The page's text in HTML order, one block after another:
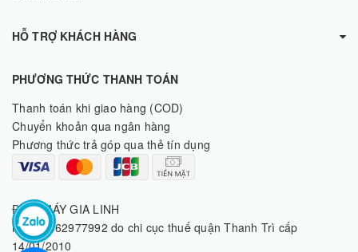
HỖ TRỢ KHÁCH HÀNG
PHƯƠNG THỨC THANH TOÁN
Thanh toán khi giao hàng (COD)
Chuyển khoản qua ngân hàng
Phương thức trả góp qua thẻ tín dụng
ĐIỆN MÁY GIA LINH
MST: 8062977992 do chi cục thuế quận Thanh Trì cấp
14/01/2010